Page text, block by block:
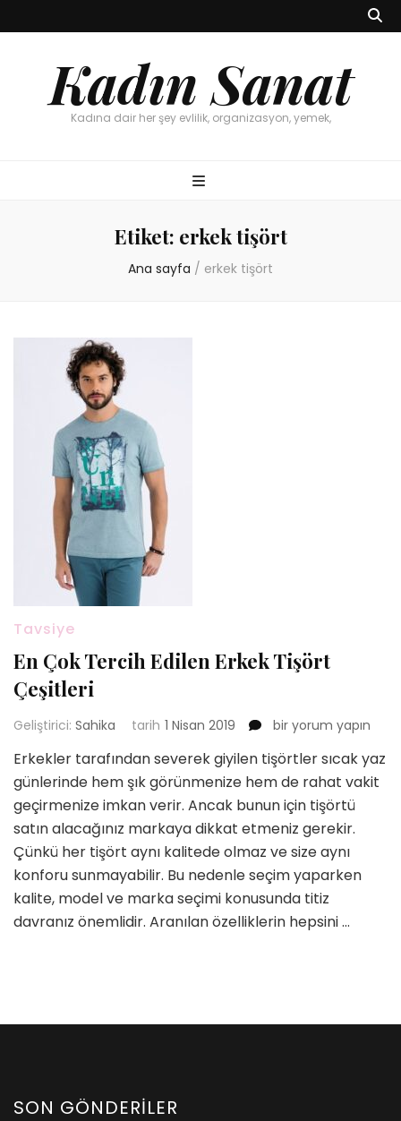
Kadın Sanat
Kadına dair her şey evlilik, organizasyon, yemek,
Etiket: erkek tişört
Ana sayfa / erkek tişört
Tavsiye
En Çok Tercih Edilen Erkek Tişört
Çeşitleri
Geliştirici: Sahika tarih 1 Nisan 2019
En
Tercih
Edilen
Erkek
Tişört
Çeşitleri
için
bir yorum yapın
Erkekler tarafından severek giyilen tişörtler sıcak yaz
günlerinde hem şık görünmenize hem de rahat vakit
geçirmenize imkan verir. Ancak bunun için tişörtü
satın alacağınız markaya dikkat etmeniz gerekir.
Çünkü her tişört aynı kalitede olmaz ve size aynı
konforu sunmayabilir. Bu nedenle seçim yaparken
kalite, model ve marka seçimi konusunda titiz
davranız önemlidir. Aranılan özelliklerin hepsini …
SON GÖNDERILER